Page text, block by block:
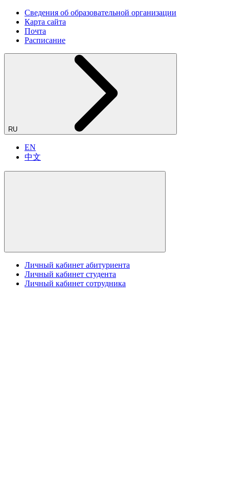
Сведения об образовательной организации
Карта сайта
Почта
Расписание
RU
EN
中文
Личный кабинет абитуриента
Личный кабинет студента
Личный кабинет сотрудника